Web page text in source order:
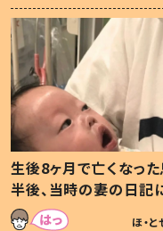
生後8ヶ月で亡くなっ
半後、当時の妻の日記
た本音とは
ほ・